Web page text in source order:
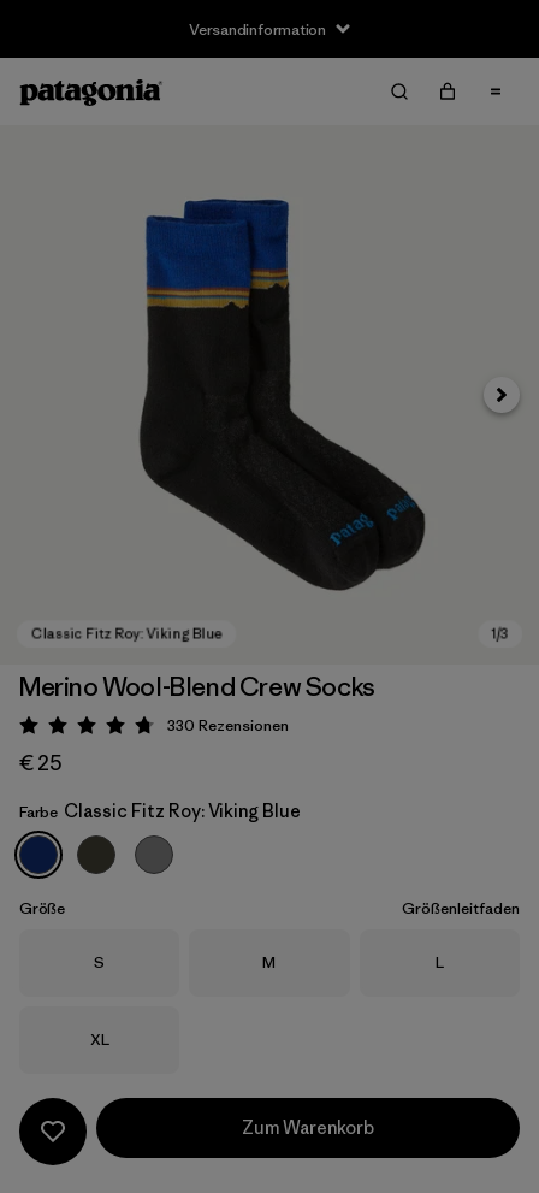
Versandinformation
Classic Fitz Roy: Viking Blue
Merino Wool-Blend Crew Socks
Bewertung: 4.7 / 5
330 Rezensionen
€ 25
Farbe Classic Fitz Roy: Viking Blue
Größe Größenleitfaden
Größe
S Größe
M Größe
L
Größe
XL
Zum Warenkorb